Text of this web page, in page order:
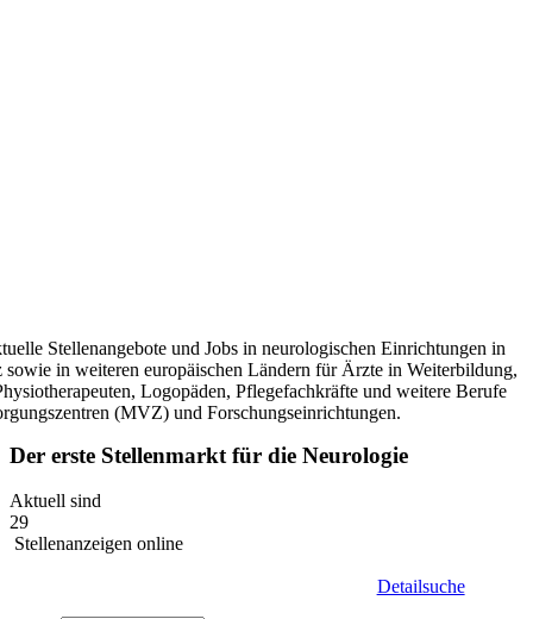
Stellenangebote und Jobs in neurologischen Einrichtungen in
in weiteren europäischen Ländern für Ärzte in Weiterbildung,
Logopäden, Pflegefachkräfte und weitere Berufe
(MVZ) und Forschungseinrichtungen.
Der erste Stellenmarkt für die Neurologie
Aktuell sind
29
Stellenanzeigen online
Detailsuche